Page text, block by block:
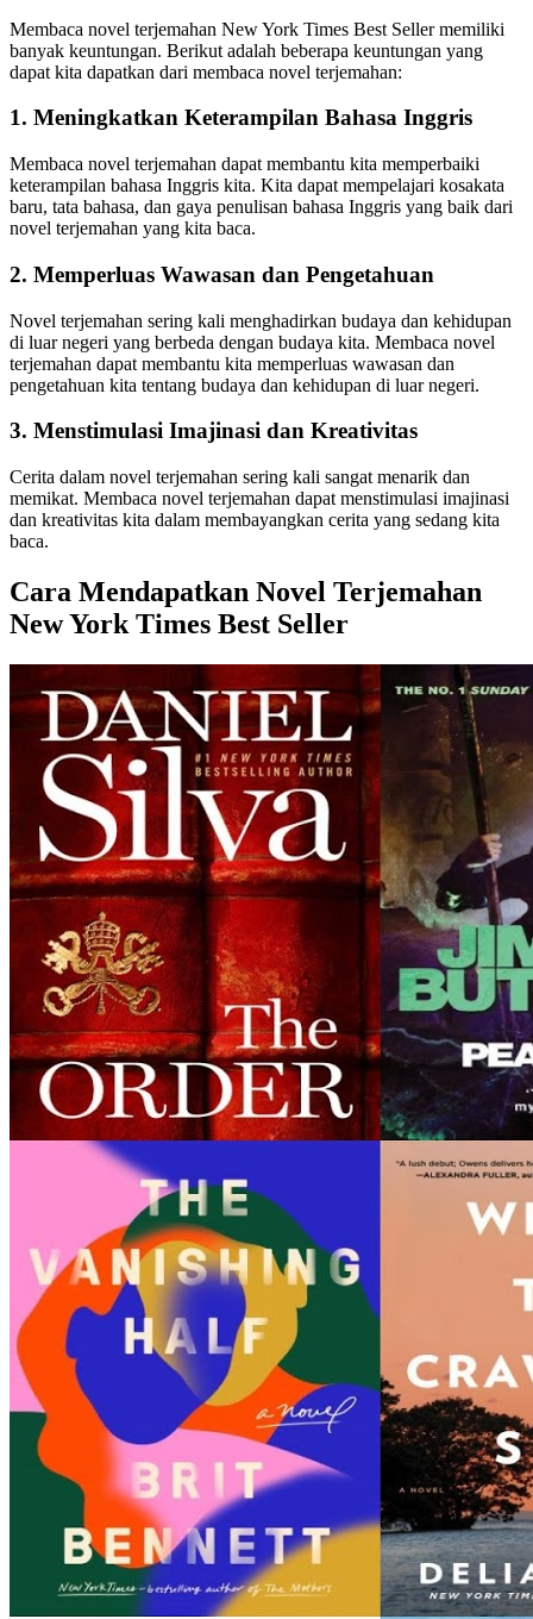
Membaca novel terjemahan New York Times Best Seller memiliki
banyak keuntungan. Berikut adalah beberapa keuntungan yang
dapat kita dapatkan dari membaca novel terjemahan:
1. Meningkatkan Keterampilan Bahasa Inggris
Membaca novel terjemahan dapat membantu kita memperbaiki
keterampilan bahasa Inggris kita. Kita dapat mempelajari kosakata
baru, tata bahasa, dan gaya penulisan bahasa Inggris yang baik dari
novel terjemahan yang kita baca.
2. Memperluas Wawasan dan Pengetahuan
Novel terjemahan sering kali menghadirkan budaya dan kehidupan
di luar negeri yang berbeda dengan budaya kita. Membaca novel
terjemahan dapat membantu kita memperluas wawasan dan
pengetahuan kita tentang budaya dan kehidupan di luar negeri.
3. Menstimulasi Imajinasi dan Kreativitas
Cerita dalam novel terjemahan sering kali sangat menarik dan
memikat. Membaca novel terjemahan dapat menstimulasi imajinasi
dan kreativitas kita dalam membayangkan cerita yang sedang kita
baca.
Cara Mendapatkan Novel Terjemahan
New York Times Best Seller